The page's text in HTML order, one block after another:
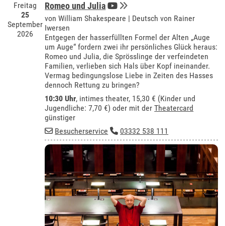
Freitag
25
September
2026
Romeo und Julia
von William Shakespeare | Deutsch von Rainer
Iwersen
Entgegen der hasserfüllten Formel der Alten „Auge
um Auge“ fordern zwei ihr persönliches Glück heraus:
Romeo und Julia, die Sprösslinge der verfeindeten
Familien, verlieben sich Hals über Kopf ineinander.
Vermag bedingungslose Liebe in Zeiten des Hasses
dennoch Rettung zu bringen?
10:30 Uhr, intimes theater, 15,30 € (Kinder und
Jugendliche: 7,70 €) oder mit derTheatercard
günstiger
Besucherservice
03332 538 111